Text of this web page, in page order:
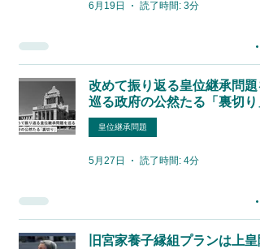
6月19日 読了時間: 3分
改めて振り返る皇位継承問題
巡る政府の公然たる「裏切り
皇位継承問題
5月27日 読了時間: 4分
旧宮家養子縁組プランは上皇